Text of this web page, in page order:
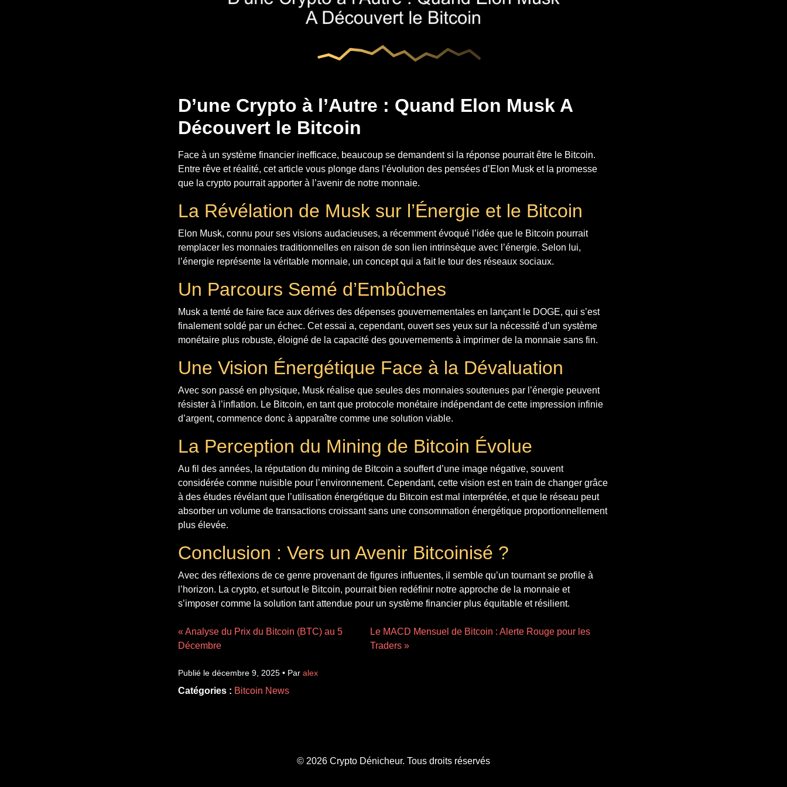
D’une Crypto à l’Autre : Quand Elon Musk A
Découvert le Bitcoin
Face à un système financier inefficace, beaucoup se demandent si la réponse pourrait être le Bitcoin.
Entre rêve et réalité, cet article vous plonge dans l’évolution des pensées d’Elon Musk et la promesse
que la crypto pourrait apporter à l’avenir de notre monnaie.
La Révélation de Musk sur l’Énergie et le Bitcoin
Elon Musk, connu pour ses visions audacieuses, a récemment évoqué l’idée que le Bitcoin pourrait
remplacer les monnaies traditionnelles en raison de son lien intrinsèque avec l’énergie. Selon lui,
l’énergie représente la véritable monnaie, un concept qui a fait le tour des réseaux sociaux.
Un Parcours Semé d’Embûches
Musk a tenté de faire face aux dérives des dépenses gouvernementales en lançant le DOGE, qui s’est
finalement soldé par un échec. Cet essai a, cependant, ouvert ses yeux sur la nécessité d’un système
monétaire plus robuste, éloigné de la capacité des gouvernements à imprimer de la monnaie sans fin.
Une Vision Énergétique Face à la Dévaluation
Avec son passé en physique, Musk réalise que seules des monnaies soutenues par l’énergie peuvent
résister à l’inflation. Le Bitcoin, en tant que protocole monétaire indépendant de cette impression infinie
d’argent, commence donc à apparaître comme une solution viable.
La Perception du Mining de Bitcoin Évolue
Au fil des années, la réputation du mining de Bitcoin a souffert d’une image négative, souvent
considérée comme nuisible pour l’environnement. Cependant, cette vision est en train de changer grâce
à des études révélant que l’utilisation énergétique du Bitcoin est mal interprétée, et que le réseau peut
absorber un volume de transactions croissant sans une consommation énergétique proportionnellement
plus élevée.
Conclusion : Vers un Avenir Bitcoinisé ?
Avec des réflexions de ce genre provenant de figures influentes, il semble qu’un tournant se profile à
l’horizon. La crypto, et surtout le Bitcoin, pourrait bien redéfinir notre approche de la monnaie et
s’imposer comme la solution tant attendue pour un système financier plus équitable et résilient.
« Analyse du Prix du Bitcoin (BTC) au 5
Décembre
Le MACD Mensuel de Bitcoin : Alerte Rouge pour les
Traders »
Publié le décembre 9, 2025 • Par alex
Catégories : Bitcoin News
© 2026 Crypto Dénicheur. Tous droits réservés